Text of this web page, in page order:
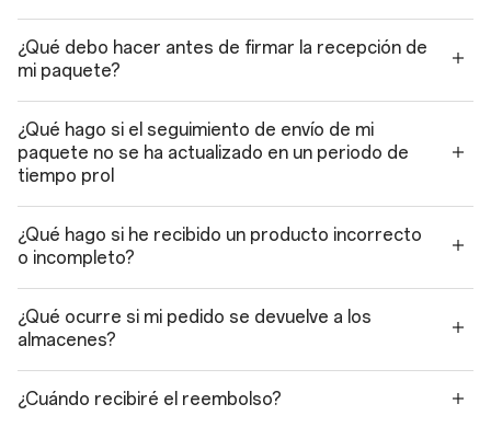
¿Qué debo hacer antes de firmar la recepción de
mi paquete?
¿Qué hago si el seguimiento de envío de mi
paquete no se ha actualizado en un periodo de
tiempo prol
¿Qué hago si he recibido un producto incorrecto
o incompleto?
¿Qué ocurre si mi pedido se devuelve a los
almacenes?
¿Cuándo recibiré el reembolso?